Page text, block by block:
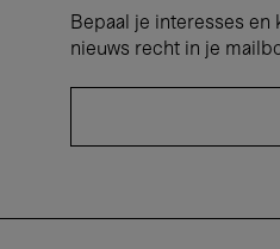
Bepaal je interesses en
nieuws recht in je